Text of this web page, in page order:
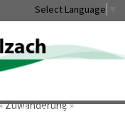
Select Language
Zuwanderung»
Stadtentwicklung &